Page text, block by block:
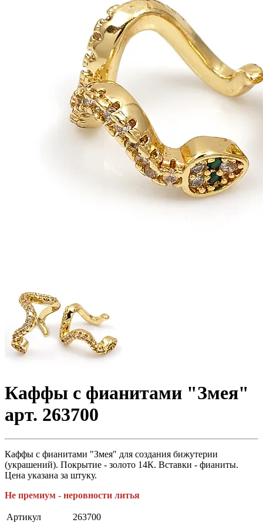
Каффы с фианитами "Змея"
арт. 263700
Каффы с фианитами "Змея" для создания бижутерии
(украшений). Покрытие - золото 14К. Вставки - фианиты.
Цена указана за штуку.
Не премиум - неровности литья
Артикул
263700